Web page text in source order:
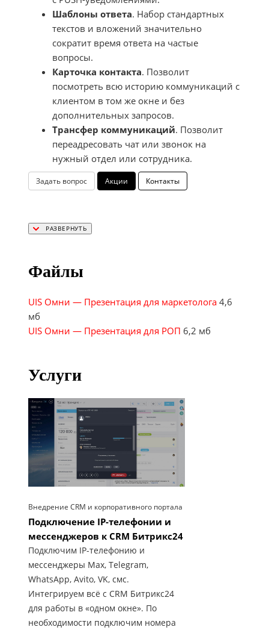
Шаблоны ответа. Набор стандартных
текстов и вложений значительно
сократит время ответа на частые
вопросы.
Карточка контакта. Позволит
посмотреть всю историю коммуникаций с
клиентом в том же окне и без
дополнительных запросов.
Трансфер коммуникаций. Позволит
переадресовать чат или звонок на
нужный отдел или сотрудника.
Задать вопрос Акции Контакты
Файлы
UIS Омни — Презентация для маркетолога 4,6
мб
UIS Омни — Презентация для РОП 6,2 мб
Услуги
Внедрение CRM и корпоративного портала
Подключение IP-телефонии и
мессенджеров к CRM Битрикс24
Подключим IP-телефонию и
мессенджеры Max, Telegram,
WhatsApp, Avito, VK, смс.
Интегрируем всё с CRM Битрикс24
для работы в «одном окне». По
необходимости подключим номера